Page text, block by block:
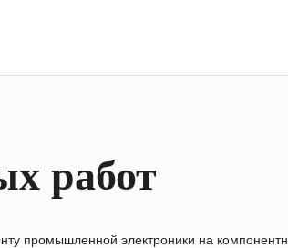
работ
промышленной электроники на